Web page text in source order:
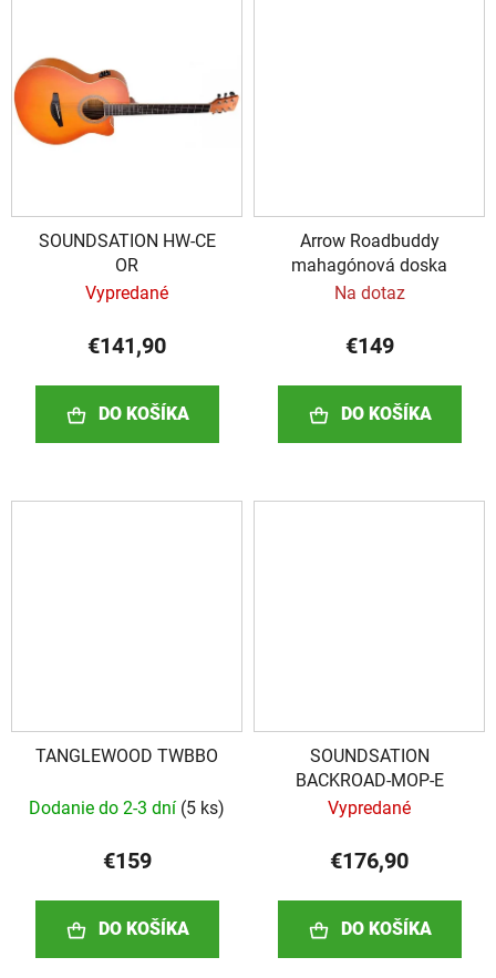
SOUNDSATION HW-CE
OR
Vypredané
€141,90
DO KOŠÍKA
Arrow Roadbuddy
mahagónová doska
Na dotaz
€149
DO KOŠÍKA
TANGLEWOOD TWBBO
Dodanie do 2-3 dní (5 ks)
€159
DO KOŠÍKA
SOUNDSATION
BACKROAD-MOP-E
Vypredané
€176,90
DO KOŠÍKA